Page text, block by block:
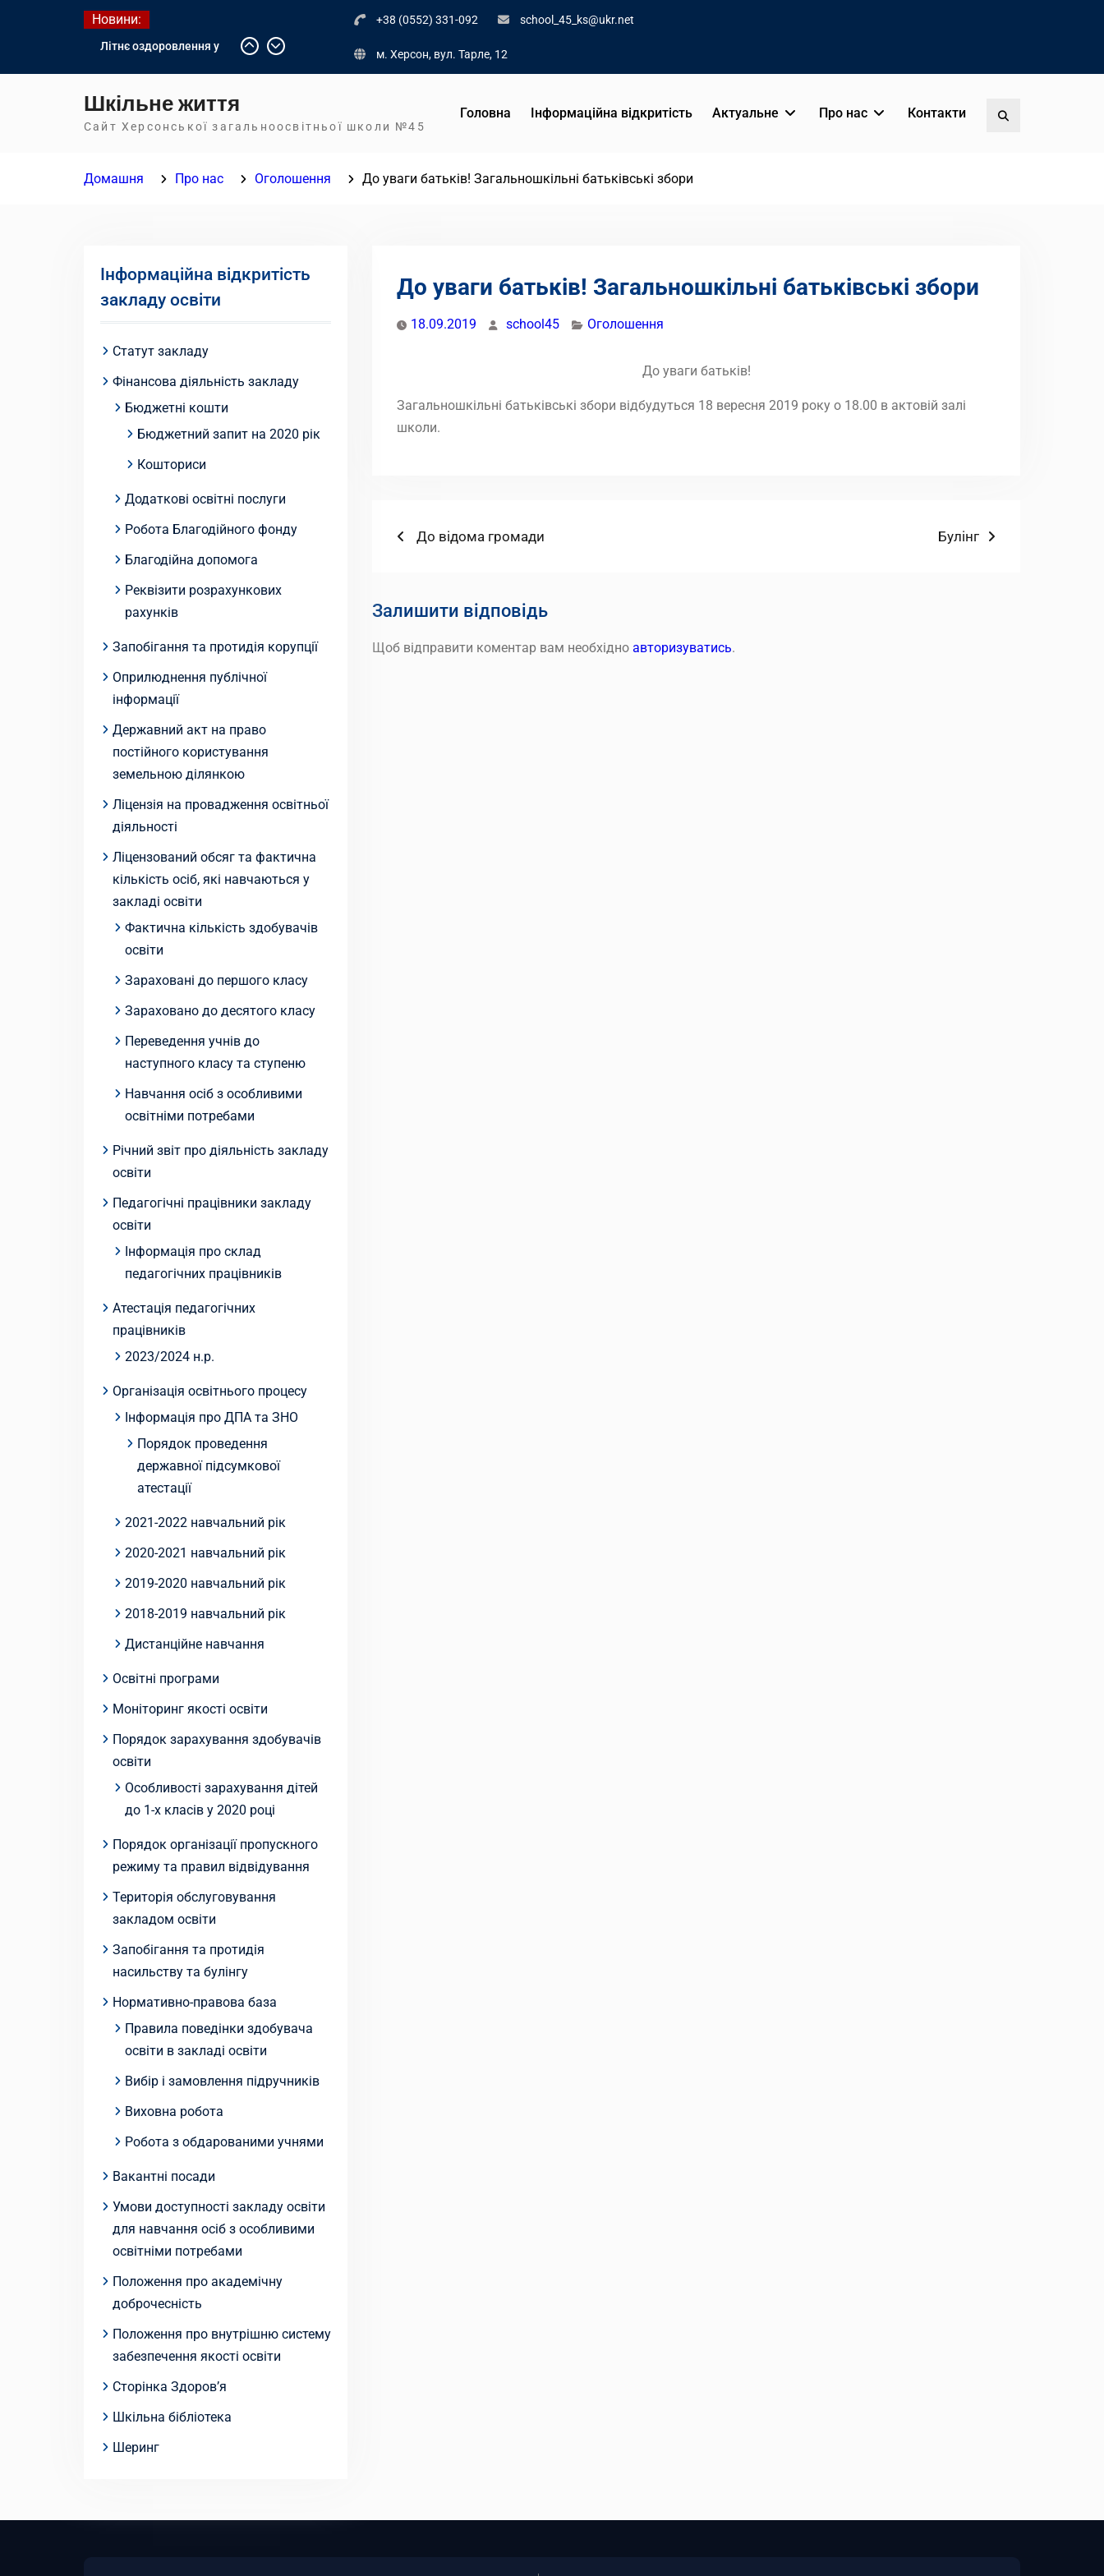
Новини:
Літнє оздоровлення у
Інформація про вступ
молоді з тимчасово
освіти
+38 (0552) 331-092 school_45_ks@ukr.net
м. Херсон, вул. Тарле, 12
Шкільне життя
Сайт Херсонської загальноосвітньої школи №45
Головна Інформаційна відкритість Актуальне Про нас Контакти
Домашня Про нас Оголошення До уваги батьків! Загальношкільні батьківські збори
До уваги батьків! Загальношкільні батьківські збори
18.09.2019 school45 Оголошення
До уваги батьків!
Загальношкільні батьківські збори відбудуться 18 вересня 2019 року о 18.00 в актовій залі
школи.
Навігація
Попередній
До відома громади
Наступний
Булінг
Залишити відповідь
Щоб відправити коментар вам необхідно авторизуватись.
Інформаційна відкритість
закладу освіти
Статут закладу
Фінансова діяльність закладу
Бюджетні кошти
Бюджетний запит на 2020 рік
Кошториси
Додаткові освітні послуги
Робота Благодійного фонду
Благодійна допомога
Реквізити розрахункових
рахунків
Запобігання та протидія корупції
Оприлюднення публічної
інформації
Державний акт на право
постійного користування
земельною ділянкою
Ліцензія на провадження освітньої
діяльності
Ліцензований обсяг та фактична
кількість осіб, які навчаються у
закладі освіти
Фактична кількість здобувачів
освіти
Зараховані до першого класу
Зараховано до десятого класу
Переведення учнів до
наступного класу та ступеню
Навчання осіб з особливими
освітніми потребами
Річний звіт про діяльність закладу
освіти
Педагогічні працівники закладу
освіти
Інформація про склад
педагогічних працівників
Атестація педагогічних
працівників
2023/2024 н.р.
Організація освітнього процесу
Інформація про ДПА та ЗНО
Порядок проведення
державної підсумкової
атестації
2021-2022 навчальний рік
2020-2021 навчальний рік
2019-2020 навчальний рік
2018-2019 навчальний рік
Дистанційне навчання
Освітні програми
Моніторинг якості освіти
Порядок зарахування здобувачів
освіти
Особливості зарахування дітей
до 1-х класів у 2020 році
Порядок організації пропускного
режиму та правил відвідування
Територія обслуговування
закладом освіти
Запобігання та протидія
насильству та булінгу
Нормативно-правова база
Правила поведінки здобувача
освіти в закладі освіти
Вибір і замовлення підручників
Виховна робота
Робота з обдарованими учнями
Вакантні посади
Умови доступності закладу освіти
для навчання осіб з особливими
освітніми потребами
Положення про академічну
доброчесність
Положення про внутрішню систему
забезпечення якості освіти
Сторінка Здоров’я
Шкільна бібліотека
Шеринг